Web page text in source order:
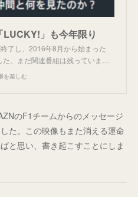
」も今年限り
了し、2016年8月から始まった
。まだ関連番組は残っていま…
を楽しむ
のF1チームからのメッセージ
た。この映像もまた消える運命
と思い、書き起こすことにしま